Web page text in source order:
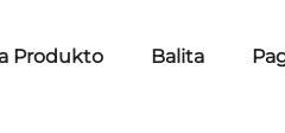
Produkto Balita